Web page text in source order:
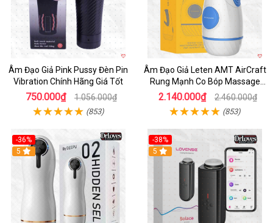
Âm Đạo Giả Pink Pussy Đèn Pin
Vibration Chính Hãng Giá Tốt
750.000₫ 1.056.000₫
(853)
Âm Đạo Giả Leten AMT AirCraft
Rung Mạnh Co Bóp Massage
Êm Ái
2.140.000₫ 2.460.000₫
(853)
-36%
Hot
5
-38%
Hot
5